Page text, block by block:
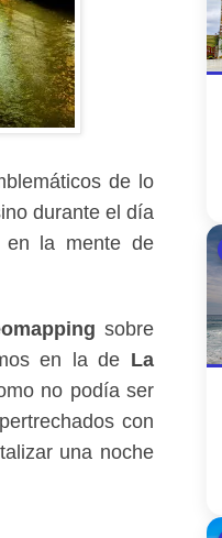
de lo
durante el día
en la mente de
sobre
en la de La
no podía ser
con
una noche